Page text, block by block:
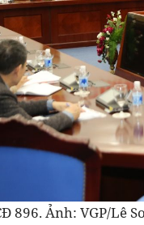
896. Ảnh: VGP/Lê